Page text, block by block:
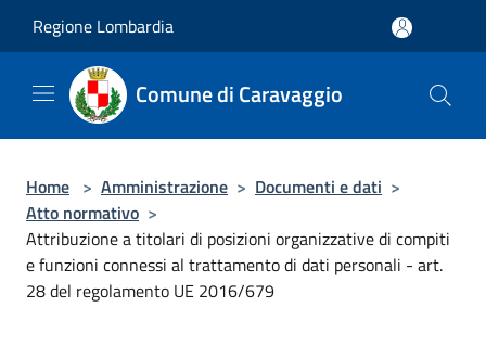
Regione Lombardia
Comune di Caravaggio
Home > Amministrazione > Documenti e dati >
Atto normativo >
Attribuzione a titolari di posizioni organizzative di compiti
e funzioni connessi al trattamento di dati personali - art.
28 del regolamento UE 2016/679